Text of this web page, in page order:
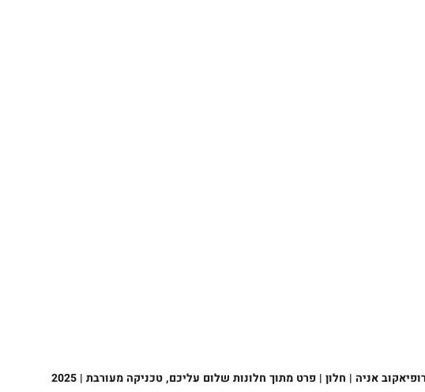
אניה | חלון | פרט מתוך חלונות שלום עליכם, טכניקה מעורבת | 2025